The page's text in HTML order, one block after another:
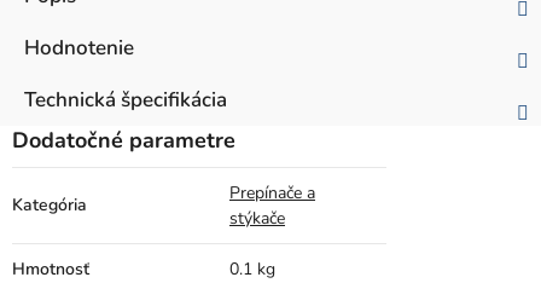
Hodnotenie
Technická špecifikácia
Dodatočné parametre
Kategória
Prepínače a
stýkače
Hmotnosť 0.1 kg